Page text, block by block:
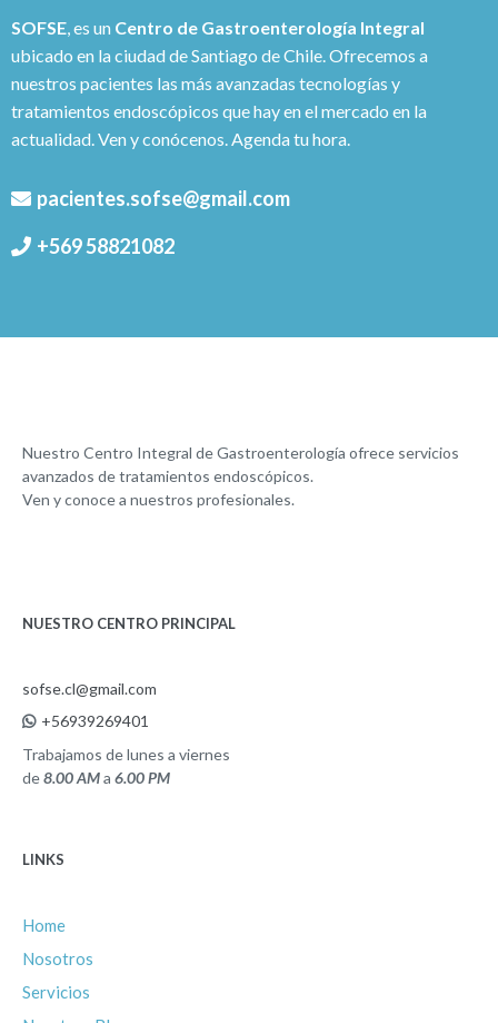
SOFSE, es un Centro de Gastroenterología Integral
ubicado en la ciudad de Santiago de Chile. Ofrecemos a
nuestros pacientes las más avanzadas tecnologías y
tratamientos endoscópicos que hay en el mercado en la
actualidad. Ven y conócenos. Agenda tu hora.
pacientes.sofse@gmail.com
+569 58821082
Nuestro Centro Integral de Gastroenterología ofrece servicios
avanzados de tratamientos endoscópicos.
Ven y conoce a nuestros profesionales.
NUESTRO CENTRO PRINCIPAL
sofse.cl@gmail.com
+56939269401
Trabajamos de lunes a viernes
de8.00 AMa 6.00 PM
LINKS
Home
Nosotros
Servicios